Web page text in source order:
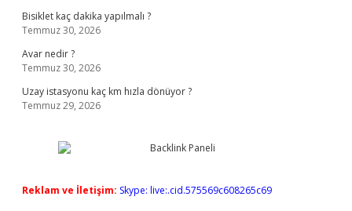
Bisiklet kaç dakika yapılmalı ?
Temmuz 30, 2026
Avar nedir ?
Temmuz 30, 2026
Uzay istasyonu kaç km hızla dönüyor ?
Temmuz 29, 2026
Reklam ve İletişim: Skype: live:.cid.575569c608265c69